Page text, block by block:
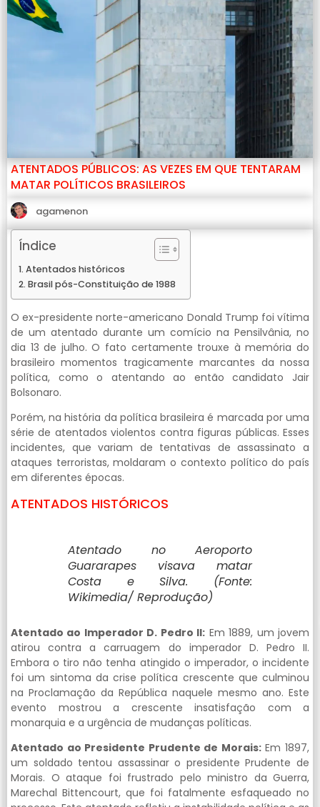
ATENTADOS PÚBLICOS: AS VEZES EM QUE TENTARAM
MATAR POLÍTICOS BRASILEIROS
agamenon
Índice
Atentados históricos
Brasil pós-Constituição de 1988
O ex-presidente norte-americano Donald Trump foi vítima
de um atentado durante um comício na Pensilvânia, no
dia 13 de julho. O fato certamente trouxe à memória do
brasileiro momentos tragicamente marcantes da nossa
política, como o atentando ao então candidato Jair
Bolsonaro.
Porém, na história da política brasileira é marcada por uma
série de atentados violentos contra figuras públicas. Esses
incidentes, que variam de tentativas de assassinato a
ataques terroristas, moldaram o contexto político do país
em diferentes épocas.
ATENTADOS HISTÓRICOS
Atentado no Aeroporto
Guararapes visava matar
Costa e Silva. (Fonte:
Wikimedia/ Reprodução)
Atentado ao Imperador D. Pedro II: Em 1889, um jovem
atirou contra a carruagem do imperador D. Pedro II.
Embora o tiro não tenha atingido o imperador, o incidente
foi um sintoma da crise política crescente que culminou
na Proclamação da República naquele mesmo ano. Este
evento mostrou a crescente insatisfação com a
monarquia e a urgência de mudanças políticas.
Atentado ao Presidente Prudente de Morais:Em 1897,
um soldado tentou assassinar o presidente Prudente de
Morais. O ataque foi frustrado pelo ministro da Guerra,
Marechal Bittencourt, que foi fatalmente esfaqueado no